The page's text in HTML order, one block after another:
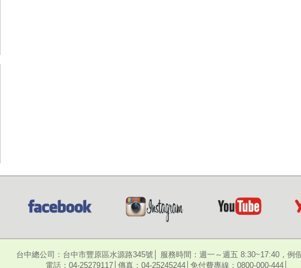
台中總公司：台中市豐原區水源路345號│ 服務時間：週一～週五 8:30~17:40，例
電話：04-25279117│傳真：04-25245244│免付費專線：0800-000-444│